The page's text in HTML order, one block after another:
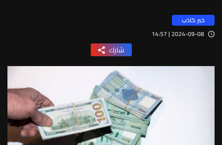
خبر كاذب
2024-09-08 | 14:57
شارك